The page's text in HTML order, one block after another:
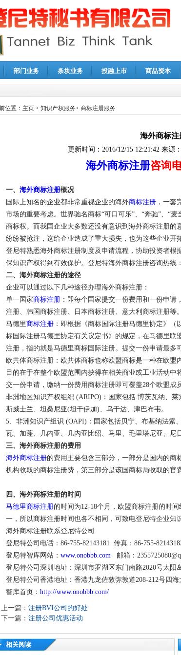
部门业务 条块业务 投融上市 商品资本
鉴证
位置： 主页 > 知识产权服务> 商标注册服务
海外商标注
更新时间： 2016/12/15 12:21:42 来源：
海外商标注册咨询
一、 海外商标注册概况
国际上知名的企业都非常重视企业的海外商标注册 ，一套
市场的重要考虑。世界驰名商标“可口可乐”、“奔驰”、“
商标权。而我国企业大多数还没有意识到海外商标注册
纷纷被抢注，这给企业造成了重大损失，也为这些企业开
登尼特熟悉海外商标注册制度及申请流程，协助投资者
保知识产权得到有效保护。登尼特海外商标注册咨询热线
二、海外商标注册的途径
企业可以通过以下几种途径办理海外商标注册：
单一国家商标注册 ：即每个国家提交一份费用和一份申
注册、韩国商标注册、日本商标注册、意大利商标注册等。
马德里商标注册 ：即根据《商标国际注册马德里协定》（
标国际注册马德里协定有关议定书》的规定，在马德里
注册，指的就是马德里商标国际注册。提交一份申请最多
欧共体商标注册：欧共体商标也称欧盟商标是一种在欧盟
目的在于在整个欧盟范围内获得在相关商业或工业活动
交一份申请，缴纳一份费用商标注册即可覆盖28个欧盟成
非洲地区知识产权组织 (ARIPO)：国家包括:博茨瓦纳、莱
斯威士兰、坦桑尼亚(坦干伊加)、乌干达、津巴布韦。
5、非洲知识产组识 (OAPI)：国家包括贝宁、布基纳法索
瓦、加蓬、几内亚、几内亚比绍、马里、毛里塔尼亚、尼
三、海外商标注册的费用
海外商标注册的费用主要包含三部分，一部分是国内的商
机构收取的商标注册费，第三部分是该国商标局收取的官
四、海外商标注册的时间
马德里商标注册的时间为12-18个月，欧盟商标注册的时
一，所以商标注册时间也各不相同，可致电登尼特企业知
海外商标注册联系登尼特公司
登尼特公司电话：86-755-82143181 传真：86-755-
登尼特智库网站： www.onobbb.com 邮箱：
登尼特公司深圳地址：深圳市罗湖区东门南路2020号太阳
登尼特公司香港地址：香港九龙佐敦弥敦道208-212号四海
智库首页： http://www.onobbb.com/
上一篇： 注册BVI公司的好处
下一篇： 注册公司优惠活动
相关阅读